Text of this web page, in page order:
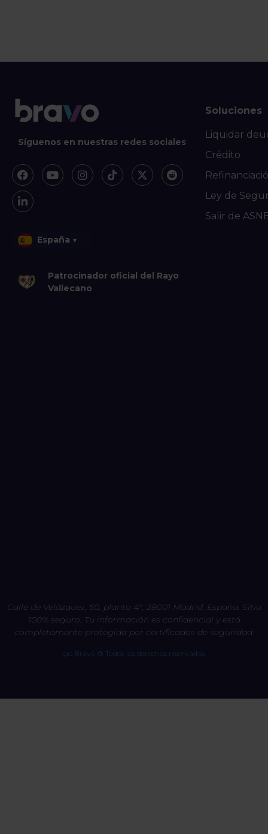
Síguenos en nuestras redes sociales
España ▾
Patrocinador oficial del Rayo
Vallecano
Soluciones
Liquidar
Crédito
Ley de
Salir de
Calle de Velázquez, 50, planta 4º, 28001 Madrid, España. Sitio
100% seguro. Tu información es confidencial y está
completamente protegida por certificados de seguridad.
go Bravo ® Todos los derechos reservados